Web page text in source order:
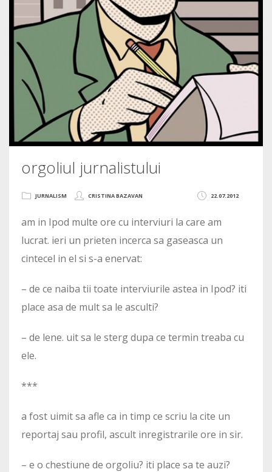
orgoliul jurnalistului
22.07.2012
JURNALISM CRISTINA BAZAVAN
am in Ipod multe ore cu interviuri la care am
lucrat. ieri un prieten incerca sa gaseasca un
cintecel in el si s-a enervat:
– de ce naiba tii toate interviurile astea in Ipod? iti
place asa de mult sa le asculti?
– de lene. uit sa le sterg dupa ce termin treaba cu
ele.
***
a fost uimit sa afle ca in timp ce scriu la cite un
reportaj sau profil, ascult inregistrarile ore in sir.
– e o chestiune de orgoliu? iti place sa te auzi?